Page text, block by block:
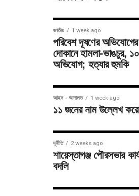
জাতীয় 1 week ago
পরিবেশ দূষণের অভিযোগের
দোকানে হামলা-ভাঙচুর,
অভিযোগ; হত্যার হুমকি
আইন - আদালত 1 week ago
১১ জনের নাম উল্লেখ করে
দূর্নীতি 2 weeks ago
শায়েস্তাগঞ্জ পৌরসভার
বদলি